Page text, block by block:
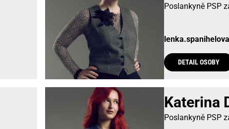
Poslankyně PSP
DETAIL OSOBY
Katerina
Poslankyně PSP